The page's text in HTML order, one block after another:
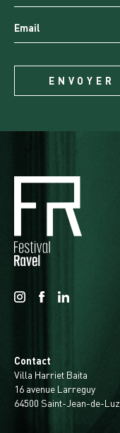
Contact
Villa Harriet Baita
16 avenue Larreguy
64500 Saint-Jean-de-Luz